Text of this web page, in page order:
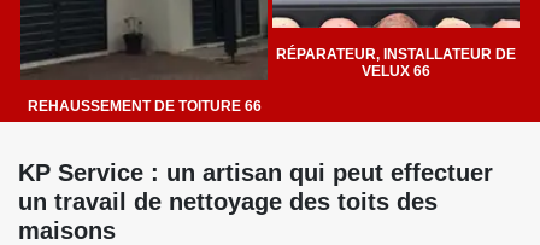
REHAUSSEMENT DE TOITURE 66
RÉPARATEUR, INSTALLATEUR DE
VELUX 66
KP Service : un artisan qui peut effectuer
un travail de nettoyage des toits des
maisons